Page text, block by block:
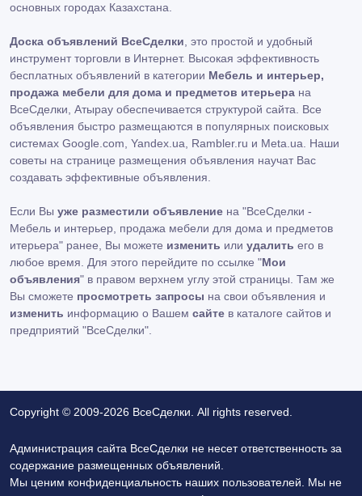
основных городах Казахстана.
Доска объявлений ВсеСделки , это простой и удобный
инструмент торговли в Интернет. Высокая эффективность
бесплатных объявлений в категории Мебель и интерьер,
продажа мебели для дома и предметов итерьера на
ВсеСделки, Атырау обеспечивается структурой сайта. Все
объявления быстро размещаются в популярных поисковых
системах Google.com, Yandex.ua, Rambler.ru и Meta.ua. Наши
советы на странице размещения объявления научат Вас
создавать эффективные объявления.
Если Вы уже разместили объявление на "ВсеСделки -
Мебель и интерьер, продажа мебели для дома и предметов
итерьера" ранее, Вы можете изменить или удалить его в
любое время. Для этого перейдите по ссылке "Мои
объявления" в правом верхнем углу этой страницы. Там же
Вы сможете просмотреть запросы на свои объявления и
изменить информацию о Вашем сайте в каталоге сайтов и
предприятий "ВсеСделки".
Copyright © 2009-2026 ВсеСделки. All rights reserved.
Администрация сайта ВсеСделки не несет ответственность за
содержание размещенных объявлений.
Мы ценим конфиденциальность наших пользователей. Мы не